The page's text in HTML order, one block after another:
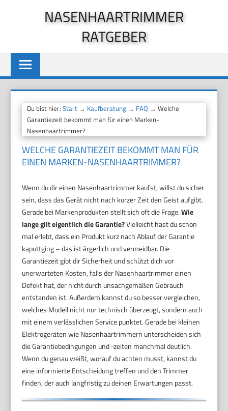
NASENHAARTRIMMER
RATGEBER
Du bist hier:Start → Kaufberatung → FAQ → Welche
Garantiezeit bekommt man für einen Marken-
Nasenhaartrimmer?
WELCHE GARANTIEZEIT BEKOMMT MAN FÜR
EINEN MARKEN-NASENHAARTRIMMER?
Wenn du dir einen Nasenhaartrimmer kaufst, willst du sicher
sein, dass das Gerät nicht nach kurzer Zeit den Geist aufgibt.
Gerade bei Markenprodukten stellt sich oft die Frage:Wie
lange gilt eigentlich die Garantie?Vielleicht hast du schon
mal erlebt, dass ein Produkt kurz nach Ablauf der Garantie
kaputtging – das ist ärgerlich und vermeidbar. Die
Garantiezeit gibt dir Sicherheit und schützt dich vor
unerwarteten Kosten, falls der Nasenhaartrimmer einen
Defekt hat, der nicht durch unsachgemäßen Gebrauch
entstanden ist. Außerdem kannst du so besser vergleichen,
welches Modell nicht nur technisch überzeugt, sondern auch
mit einem verlässlichen Service punktet. Gerade bei kleinen
Elektrogeräten wie Nasenhaartrimmern unterscheiden sich
die Garantiebedingungen und -zeiten manchmal deutlich.
Wenn du genau weißt, worauf du achten musst, kannst du
eine informierte Entscheidung treffen und den Trimmer
finden, der auch langfristig zu deinen Erwartungen passt.